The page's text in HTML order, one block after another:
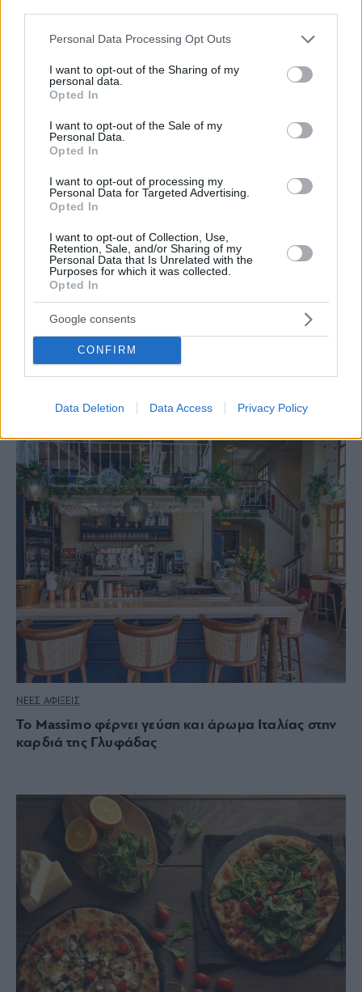
Please note that this website/app uses one or more Google
not limited to your visit or usage behaviour. You may click to
grant or deny consent to Google and its third-party tags to
use your data for below specified purposes in below Google
consent section.
Personal Data Processing Opt Outs
I want to opt-out of the Sharing of my
personal data.
Opted In
I want to opt-out of the Sale of my
Personal Data.
Opted In
I want to opt-out of processing my
Personal Data for Targeted Advertising.
Opted In
I want to opt-out of Collection, Use,
Retention, Sale, and/or Sharing of my
Personal Data that Is Unrelated with the
Purposes for which it was collected.
Opted In
Google consents
CONFIRM
Data Deletion Data Access Privacy Policy
10 ταράτσες και αυλές στην Αθήνα για ρομαντικό
ΝΕΕΣ ΑΦΙΞΕΙΣ
Το Massimo φέρνει γεύση και άρωμα Ιταλίας στην
καρδιά της Γλυφάδας